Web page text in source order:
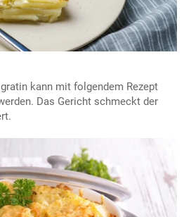
kann mit folgendem Rezept
Das Gericht schmeckt der